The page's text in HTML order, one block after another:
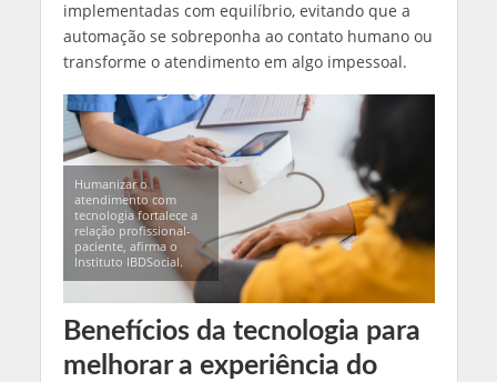
implementadas com equilíbrio, evitando que a
automação se sobreponha ao contato humano ou
transforme o atendimento em algo impessoal.
Humanizar o
atendimento com
tecnologia fortalece a
relação profissional-
paciente, afirma o
Instituto IBDSocial.
Benefícios da tecnologia para
melhorar a experiência do